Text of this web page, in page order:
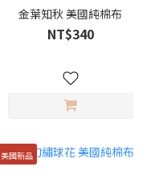
金葉知秋 美國純棉布
NT$340
美國新品